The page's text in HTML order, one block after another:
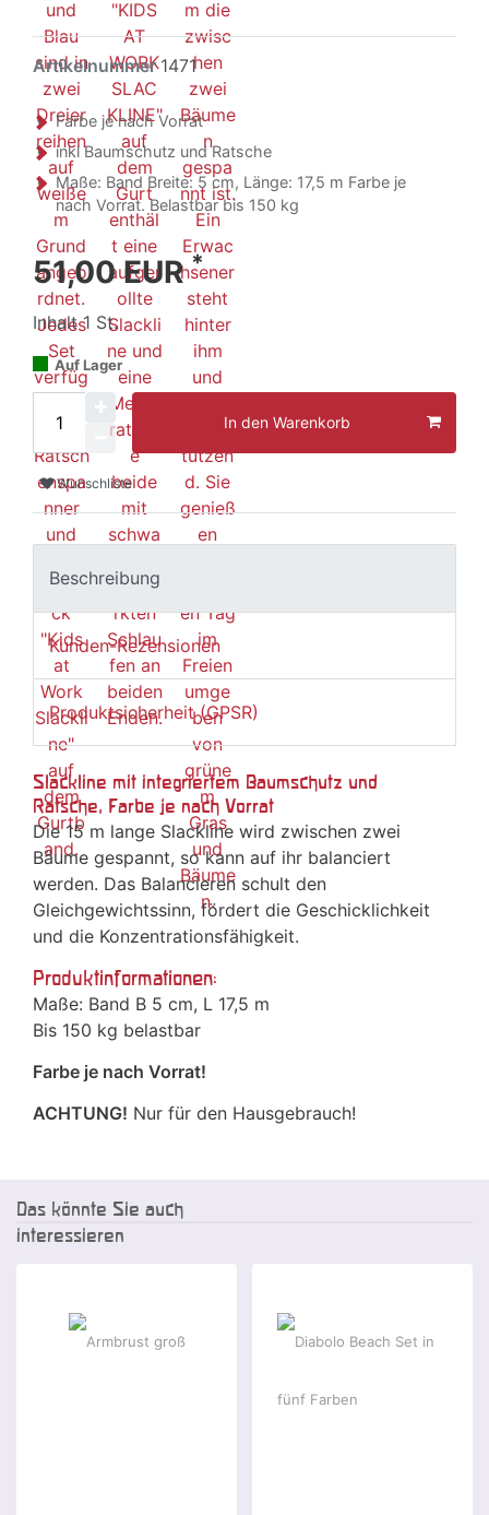
Artikelnummer1471
Farbe je nach Vorrat
inkl Baumschutz und Ratsche
Maße: Band Breite: 5 cm, Länge: 17,5 m Farbe je
nach Vorrat. Belastbar bis 150 kg
51,00 EUR*
Inhalt1 St.
Auf Lager
In den Warenkorb
Wunschliste
Beschreibung
Kunden-Rezensionen
Produktsicherheit (GPSR)
Slackline mit integriertem Baumschutz und
Ratsche, Farbe je nach Vorrat
Die 15 m lange Slackline wird zwischen zwei
Bäume gespannt, so kann auf ihr balanciert
werden. Das Balancieren schult den
Gleichgewichtssinn, fördert die Geschicklichkeit
und die Konzentrationsfähigkeit.
Produktinformationen:
Maße: Band B 5 cm, L 17,5 m
Bis 150 kg belastbar
Farbe je nach Vorrat!
ACHTUNG! Nur für den Hausgebrauch!
Das könnte Sie auch
interessieren